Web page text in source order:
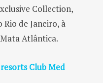
Collection,
Rio de Janeiro, à
Atlântica.
Club Med